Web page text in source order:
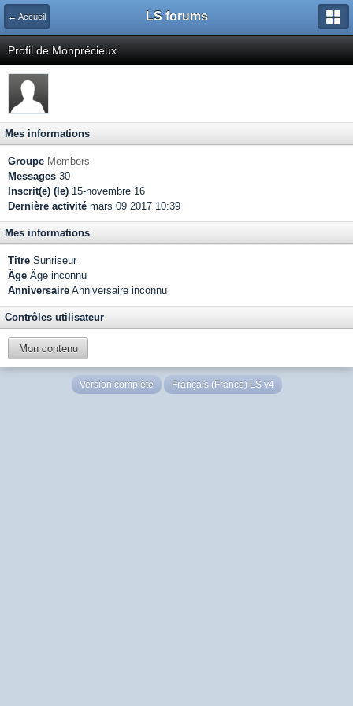
← Accueil LS forums
Profil de Monprécieux
Mes informations
Groupe Members
Messages 30
Inscrit(e) (le) 15-novembre 16
Dernière activité mars 09 2017 10:39
Mes informations
Titre Sunriseur
Âge Âge inconnu
Anniversaire Anniversaire inconnu
Contrôles utilisateur
Mon contenu
Version complète Français (France) LS v4